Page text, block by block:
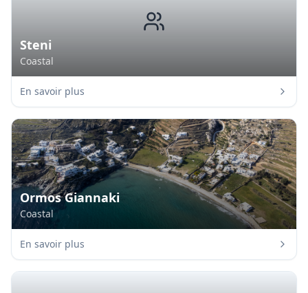
Steni
Coastal
En savoir plus
Ormos Giannaki
Coastal
En savoir plus